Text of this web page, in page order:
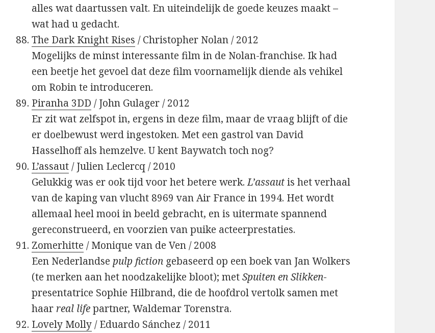
alles wat daartussen valt. En uiteindelijk de goede keuzes maakt –
wat had u gedacht.
The Dark Knight Rises / Christopher Nolan / 2012
Mogelijks de minst interessante film in de Nolan-franchise. Ik had
een beetje het gevoel dat deze film voornamelijk diende als vehikel
om Robin te introduceren.
Piranha 3DD / John Gulager / 2012
Er zit wat zelfspot in, ergens in deze film, maar de vraag blijft of die
er doelbewust werd ingestoken. Met een gastrol van David
Hasselhoff als hemzelve. U kent Baywatch toch nog?
L’assaut/ Julien Leclercq / 2010
Gelukkig was er ook tijd voor het betere werk.L’assautis het verhaal
van de kaping van vlucht 8969 van Air France in 1994. Het wordt
allemaal heel mooi in beeld gebracht, en is uitermate spannend
gereconstrueerd, en voorzien van puike acteerprestaties.
Zomerhitte / Monique van de Ven / 2008
Een Nederlandse pulp fiction gebaseerd op een boek van Jan Wolkers
(te merken aan het noodzakelijke bloot); metSpuiten en Slikken-
presentatrice Sophie Hilbrand, die de hoofdrol vertolk samen met
haar real lifepartner, Waldemar Torenstra.
Lovely Molly/ Eduardo Sánchez / 2011